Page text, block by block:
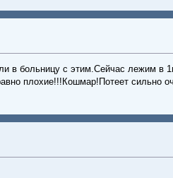
в больницу с этим.Сейчас лежим в
плохие!!!Кошмар!Потеет